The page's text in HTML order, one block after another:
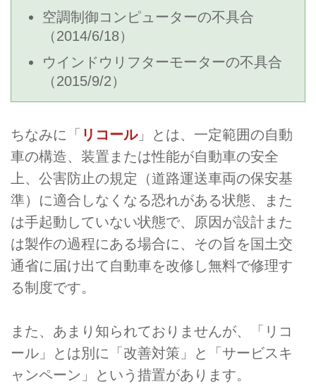
空調制御コンピューターの不具合
（2014/6/18）
ウインドウリフターモーターの不具合
（2015/9/2）
ちなみに「 リコール」とは、一定範囲の自動
車の構造、装置または性能が自動車の安全
上、公害防止の規定（道路運送車両の保安基
準）に適合しなくなる恐れがある状態、また
は手起動していない状態で、原因が設計また
は製作の過程にある場合に、その旨を国土交
通省に届け出て自動車を改修し無料で修理す
る制度です。
また、あまり知られておりませんが、「リコ
ール」とは別に「改善対策」と「サービスキ
ャンペーン」という措置があります。